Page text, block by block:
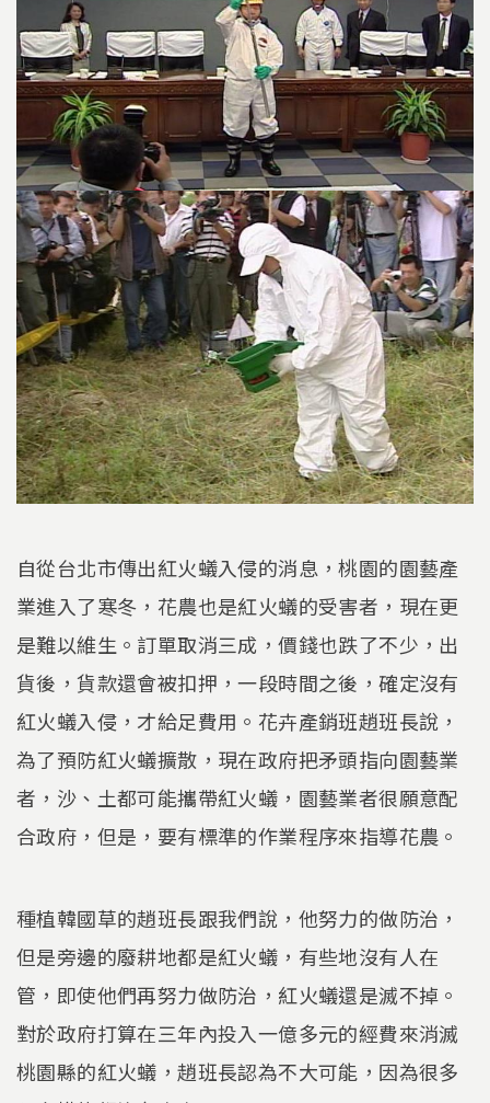
自從台北市傳出紅火蟻入侵的消息，桃園的園藝產
業進入了寒冬，花農也是紅火蟻的受害者，現在更
是難以維生。訂單取消三成，價錢也跌了不少，出
貨後，貨款還會被扣押，一段時間之後，確定沒有
紅火蟻入侵，才給足費用。花卉產銷班趙班長說，
為了預防紅火蟻擴散，現在政府把矛頭指向園藝業
者，沙、土都可能攜帶紅火蟻，園藝業者很願意配
合政府，但是，要有標準的作業程序來指導花農。
種植韓國草的趙班長跟我們說，他努力的做防治，
但是旁邊的廢耕地都是紅火蟻，有些地沒有人在
管，即使他們再努力做防治，紅火蟻還是滅不掉。
對於政府打算在三年內投入一億多元的經費來消滅
桃園縣的紅火蟻，趙班長認為不大可能，因為很多